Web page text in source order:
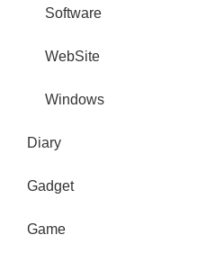
Software
WebSite
Windows
Diary
Gadget
Game